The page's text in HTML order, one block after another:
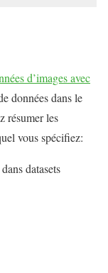
d’images avec
données dans le
résumer les
vous spécifiez:
datasets